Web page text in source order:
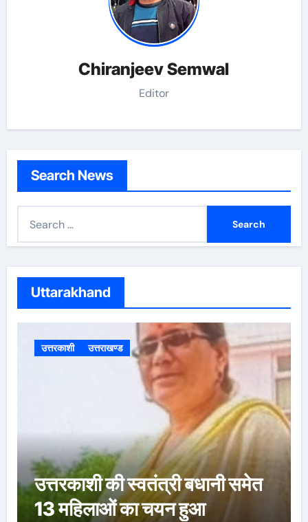
Chiranjeev Semwal
Editor
Search News
h
Uttarakhand
उत्तरकाशी उत्तराखण्ड
उत्तरकाशी की स्वतंत्री बधानी समेत
13 महिलाओं का हुआ तीलू रौतेली
पुरस्कार के लिय चयन